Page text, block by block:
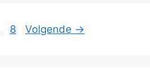
Pagina
8 Volgende →